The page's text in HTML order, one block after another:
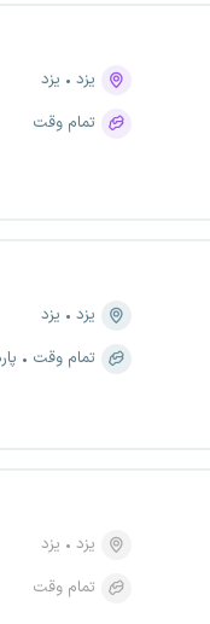
یزد
یزد
تمام وقت
یزد
یزد
تمام وقت
یزد
یزد
تمام وقت